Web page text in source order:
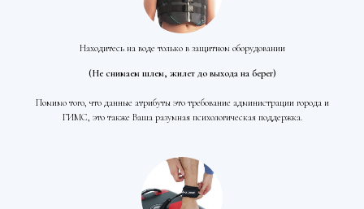
Находитесь на воде только в защитном оборудовании
(Не снимаем шлем, жилет до выхода на берег)
Помимо того, что данные атрибуты это требование администрации города и
ГИМС, это также Ваша разумная психологическая поддержка.